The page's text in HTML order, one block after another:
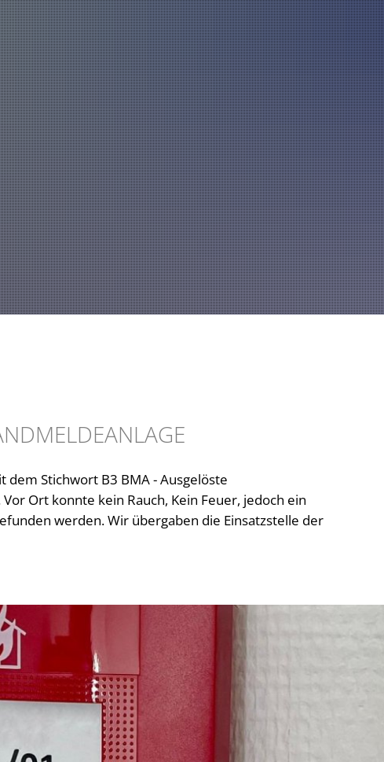
und Technik Jugend Spielmannszug Mitglied werden
Stichwort B3 BMA - Ausgelöste
Ort konnte kein Rauch, Kein Feuer, jedoch ein
werden. Wir übergaben die Einsatzstelle der